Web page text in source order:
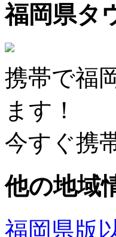
福岡県タ
携帯で福
ます！
今すぐ携
他の地域
福岡県版